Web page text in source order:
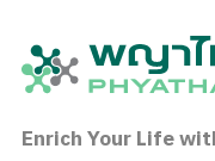
Enrich Your Life